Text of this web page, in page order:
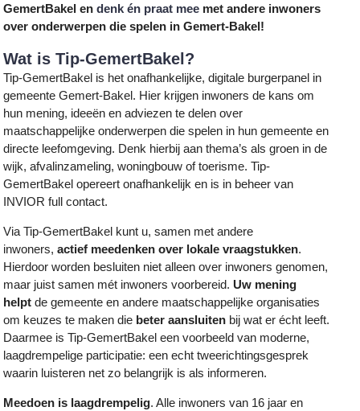
GemertBakel endenk én praat mee met andere inwoners
over onderwerpen die spelen in Gemert-Bakel!
Wat is Tip-GemertBakel?
Tip-GemertBakel is het onafhankelijke, digitale burgerpanel in
gemeente Gemert-Bakel. Hier krijgen inwoners de kans om
hun mening, ideeën en adviezen te delen over
maatschappelijke onderwerpen die spelen in hun gemeente en
directe leefomgeving. Denk hierbij aan thema’s als groen in de
wijk, afvalinzameling, woningbouw of toerisme. Tip-
GemertBakel opereert onafhankelijk en is in beheer van
INVIOR full contact.
Via Tip-GemertBakel kunt u, samen met andere
inwoners,actief meedenken over lokale vraagstukken.
Hierdoor worden besluiten niet alleen over inwoners genomen,
maar juist samen mét inwoners voorbereid. Uw mening
helpt de gemeente en andere maatschappelijke organisaties
om keuzes te maken die beter aansluiten bij wat er écht leeft.
Daarmee is Tip-GemertBakel een voorbeeld van moderne,
laagdrempelige participatie: een echt tweerichtingsgesprek
waarin luisteren net zo belangrijk is als informeren.
Meedoen is laagdrempelig. Alle inwoners van 16 jaar en